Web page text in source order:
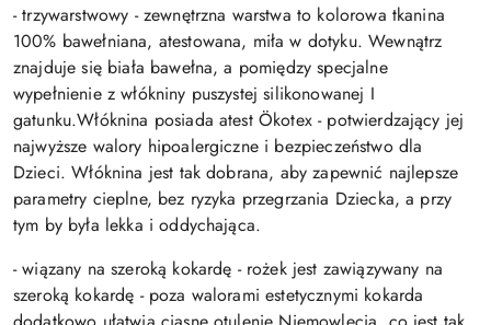
- trzywarstwowy - zewnętrzna warstwa to kolorowa tkanina
100% bawełniana, atestowana, miła w dotyku. Wewnątrz
znajduje się biała bawełna, a pomiędzy specjalne
wypełnienie z włókniny puszystej silikonowanej I
gatunku.Włóknina posiada atest Ökotex - potwierdzający jej
najwyższe walory hipoalergiczne i bezpieczeństwo dla
Dzieci. Włóknina jest tak dobrana, aby zapewnić najlepsze
parametry cieplne, bez ryzyka przegrzania Dziecka, a przy
tym by była lekka i oddychająca.
- wiązany na szeroką kokardę - rożek jest zawiązywany na
szeroką kokardę - poza walorami estetycznymi kokarda